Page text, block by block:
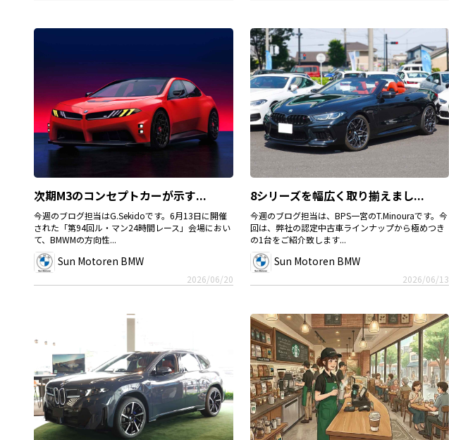
次期M3のコンセプトカーが示す...
今週のブログ担当はG.Sekidoです。6月13日に開催
された「第94回ル・マン24時間レース」会場におい
て、BMWMの方向性...
Sun Motoren BMW
2026/06/20
8シリーズを幅広く取り揃えまし...
今週のブログ担当は、BPS一宮のT.Minouraです。今
回は、弊社の認定中古車ラインナップから極めつき
の1台をご紹介致します...
Sun Motoren BMW
2026/06/13